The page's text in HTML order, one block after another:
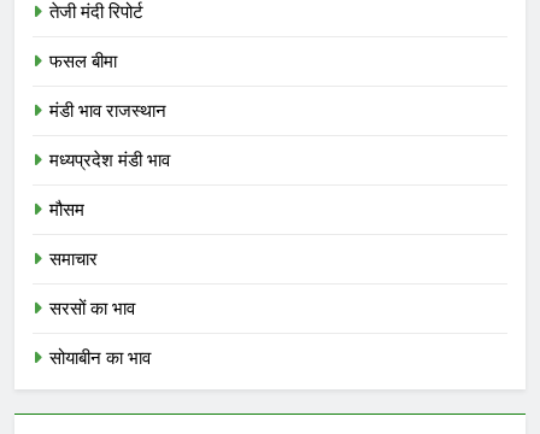
तेजी मंदी रिपोर्ट
फसल बीमा
मंडी भाव राजस्थान
मध्यप्रदेश मंडी भाव
मौसम
समाचार
सरसों का भाव
सोयाबीन का भाव